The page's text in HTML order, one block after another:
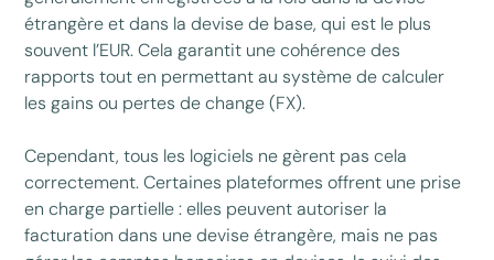
étrangère et dans la devise de base, qui est le plus
souvent l’EUR. Cela garantit une cohérence des
rapports tout en permettant au système de calculer
les gains ou pertes de change (FX).
Cependant, tous les logiciels ne gèrent pas cela
correctement. Certaines plateformes offrent une prise
en charge partielle : elles peuvent autoriser la
facturation dans une devise étrangère, mais ne pas